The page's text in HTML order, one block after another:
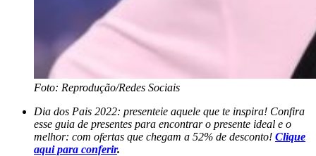
Foto: Reprodução/Redes Sociais
Dia dos Pais 2022: presenteie aquele que te inspira! Confira
esse guia de presentes para encontrar o presente ideal e o
melhor: com ofertas que chegam a 52% de desconto! Clique
aqui para conferir.